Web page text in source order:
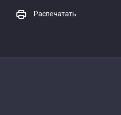
Распечатать